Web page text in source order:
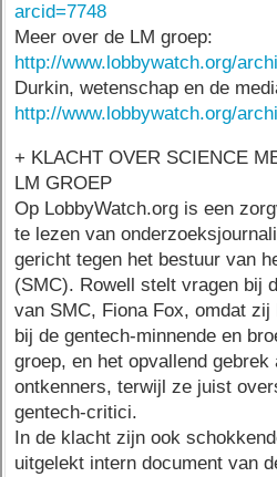
arcid=7748
Meer over de LM groep:
http://www.lobbywatch.org/
Durkin, wetenschap en de
http://www.lobbywatch.org/
+ KLACHT OVER SCIENCE
LM GROEP
Op LobbyWatch.org is een
te lezen van
gericht tegen het bestuur van
(SMC). Rowell stelt vragen bij
van SMC, Fiona Fox, omdat
bij de gentech-minnende en
groep, en het opvallend
ontkenners, terwijl ze juist
gentech-critici.
In de klacht zijn ook
uitgelekt intern document van